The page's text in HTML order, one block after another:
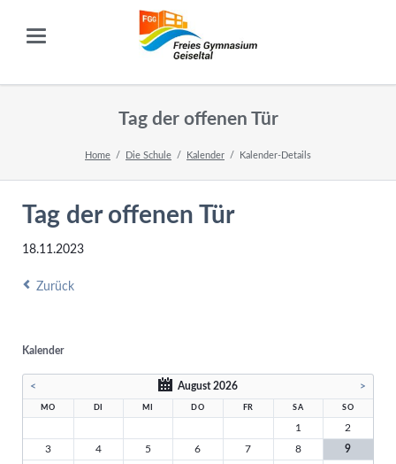
Tag der offenen Tür
Home Die Schule Kalender Kalender-Details
Tag der offenen Tür
18.11.2023
Zurück
Kalender
< August 2026 >
MO DI MI DO FR SA SO
1
2
3
4 5 6 7 8
9